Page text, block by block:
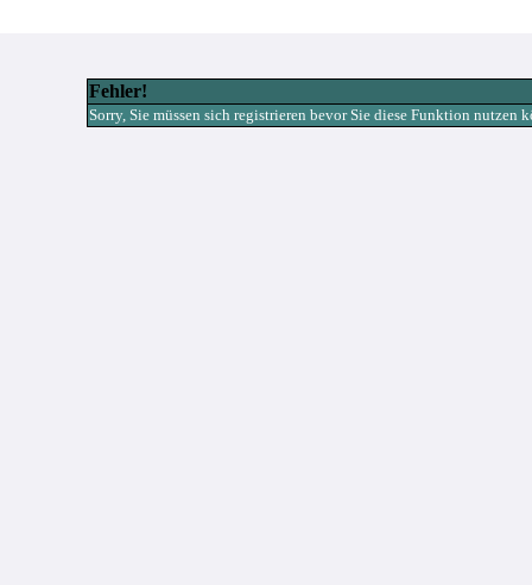
Fehler!
Sorry, Sie müssen sich registrieren bevor Sie diese Funktion nutzen